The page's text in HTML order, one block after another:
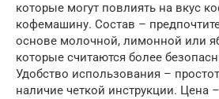
которые могут повлиять на вкус
кофемашину. Состав –
основе молочной, лимонной или
которые считаются более
Удобство использования –
наличие четкой инструкции. Цена